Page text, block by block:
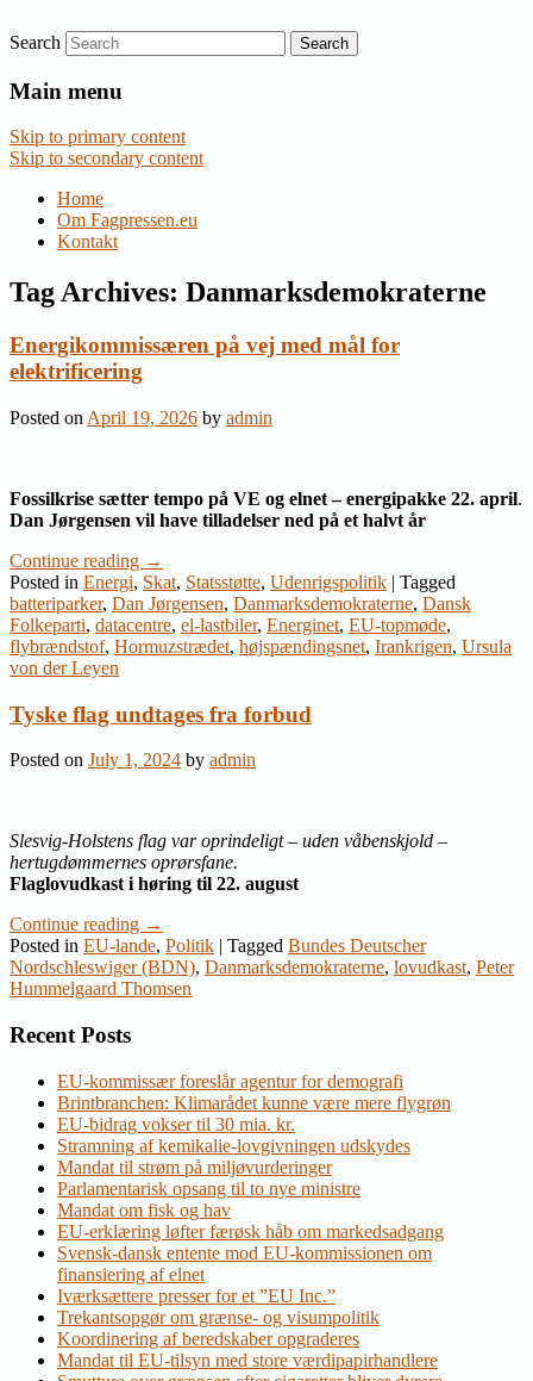
Fagpressen.eu
Nyheder om dansk EU-politik
Search
Main menu
Skip to primary content
Skip to secondary content
Home
Om Fagpressen.eu
Kontakt
Tag Archives: Danmarksdemokraterne
Energikommissæren på vej med mål for
elektrificering
Posted on April 19, 2026 by admin
Fossilkrise sætter tempo på VE og elnet – energipakke 22. april.
Dan Jørgensen vil have tilladelser ned på et halvt år
Continue reading →
Posted in Energi, Skat, Statsstøtte, Udenrigspolitik | Tagged
batteriparker, Dan Jørgensen, Danmarksdemokraterne, Dansk
Folkeparti, datacentre, el-lastbiler, Energinet, EU-topmøde,
flybrændstof, Hormuzstrædet, højspændingsnet, Irankrigen, Ursula
von der Leyen
Tyske flag undtages fra forbud
Posted on July 1, 2024 by admin
Slesvig-Holstens flag var oprindeligt – uden våbenskjold –
hertugdømmernes oprørsfane.
Flaglovudkast i høring til 22. august
Continue reading →
Posted in EU-lande, Politik | Tagged Bundes Deutscher
Nordschleswiger (BDN), Danmarksdemokraterne, lovudkast, Peter
Hummelgaard Thomsen
Recent Posts
EU-kommissær foreslår agentur for demografi
Brintbranchen: Klimarådet kunne være mere flygrøn
EU-bidrag vokser til 30 mia. kr.
Stramning af kemikalie-lovgivningen udskydes
Mandat til strøm på miljøvurderinger
Parlamentarisk opsang til to nye ministre
Mandat om fisk og hav
EU-erklæring løfter færøsk håb om markedsadgang
Svensk-dansk entente mod EU-kommissionen om
finansiering af elnet
Iværksættere presser for et ”EU Inc.”
Trekantsopgør om grænse- og visumpolitik
Koordinering af beredskaber opgraderes
Mandat til EU-tilsyn med store værdipapirhandlere